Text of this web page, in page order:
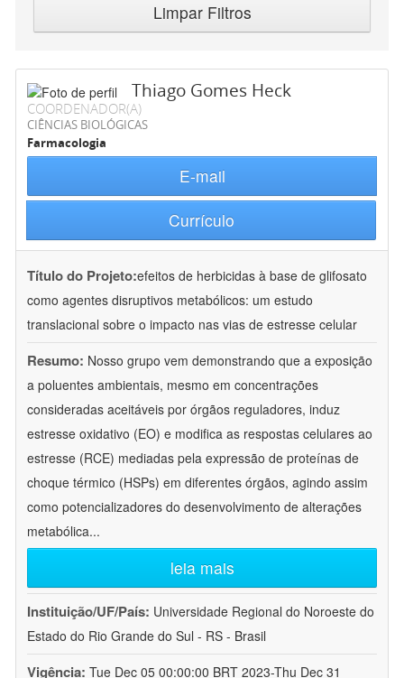
Limpar Filtros
Thiago Gomes Heck
COORDENADOR(A)
CIÊNCIAS BIOLÓGICAS
Farmacologia
E-mail
Currículo
Título do Projeto:efeitos de herbicidas à base de glifosato
como agentes disruptivos metabólicos: um estudo
translacional sobre o impacto nas vias de estresse celular
Resumo: Nosso grupo vem demonstrando que a exposição
a poluentes ambientais, mesmo em concentrações
consideradas aceitáveis por órgãos reguladores, induz
estresse oxidativo (EO) e modifica as respostas celulares ao
estresse (RCE) mediadas pela expressão de proteínas de
choque térmico (HSPs) em diferentes órgãos, agindo assim
como potencializadores do desenvolvimento de alterações
metabólica...
leia mais
Instituição/UF/País: Universidade Regional do Noroeste do
Estado do Rio Grande do Sul - RS - Brasil
Vigência: Tue Dec 05 00:00:00 BRT 2023-Thu Dec 31